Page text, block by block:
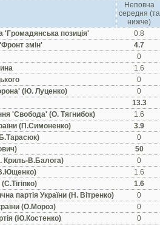
Неповна
середня (та
нижче)
'Громадянська позицiя'
0.8
змiн'
4.7
0
1.6
0
(Ю. Луценко)
0
13.3
'Свобода' (О. Тягнибок)
1.6
(П.Симоненко)
3.9
0
50
Криль-В.Балога)
0
1.6
1.6
партiя України (Н. Вiтренко)
0
(О.Мороз)
0
(Ю.Костенко)
0